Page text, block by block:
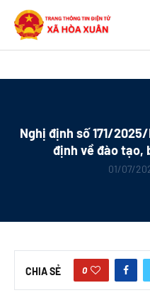
Nghị định số 171/
định về đào tạo,
01/07/
CHIA SẺ 0